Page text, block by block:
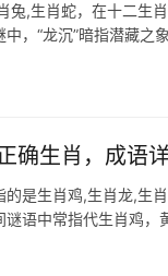
兔,生肖蛇，在十二生
中，“龙沉”暗指潜藏
确生肖，成语
是生肖鸡,生肖龙,生
语中常指代生肖鸡